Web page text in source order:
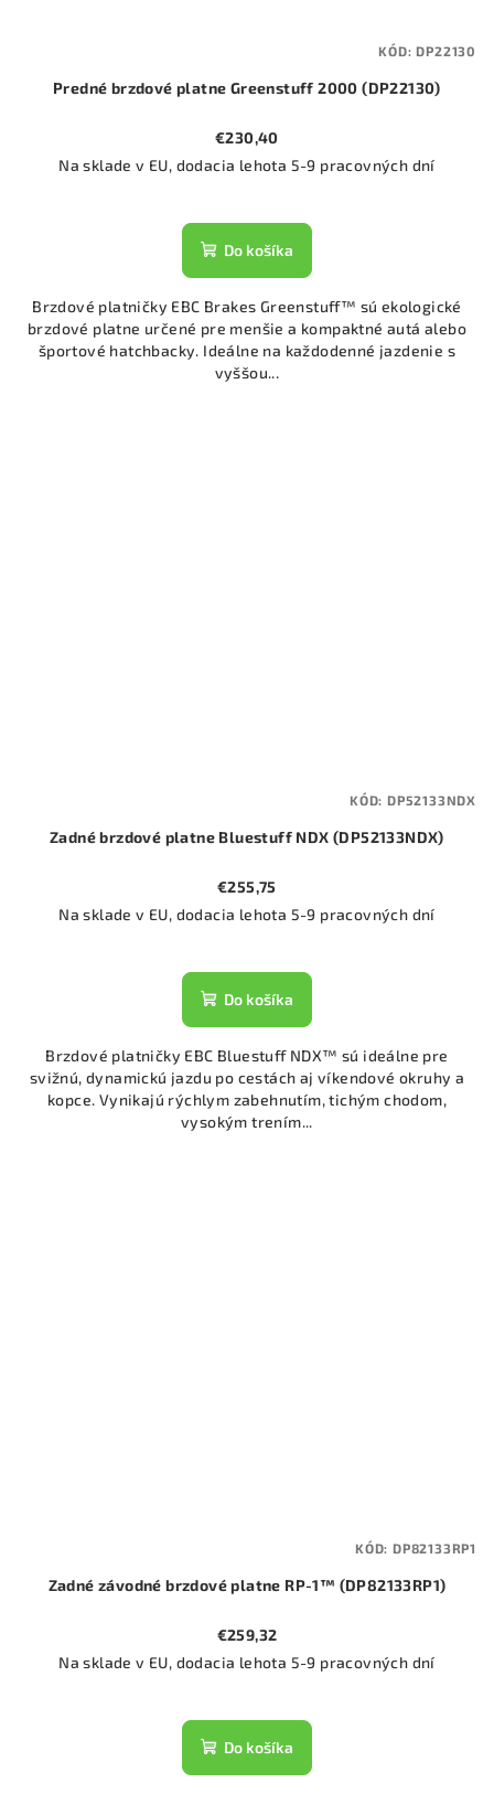
Predné brzdové platne Greenstuff 2000 (DP22130)
€230,40
Na sklade v EU, dodacia lehota 5-9 pracovných dní
Do košíka
Brzdové platničky EBC Brakes Greenstuff™ sú ekologické
brzdové platne určené pre menšie a kompaktné autá alebo
športové hatchbacky. Ideálne na každodenné jazdenie s
vyššou...
KÓD:DP22130
Zadné brzdové platne Bluestuff NDX (DP52133NDX)
€255,75
Na sklade v EU, dodacia lehota 5-9 pracovných dní
Do košíka
Brzdové platničky EBC Bluestuff NDX™ sú ideálne pre
svižnú, dynamickú jazdu po cestách aj víkendové okruhy a
kopce. Vynikajú rýchlym zabehnutím, tichým chodom,
vysokým trením...
KÓD: DP52133NDX
Zadné závodné brzdové platne RP-1™ (DP82133RP1)
€259,32
Na sklade v EU, dodacia lehota 5-9 pracovných dní
Do košíka
KÓD: DP82133RP1